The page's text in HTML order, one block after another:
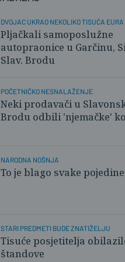
DVOJAC UKRAO NEKOLIKO TISUĆA EURA
Pljačkali samoposlužne
autopraonice u Garčinu,
Slav. Brodu
POČETNIČKO NESNALAŽENJE
Neki prodavači u
Brodu odbili 'njemačke'
NARODNA NOŠNJA
To je blago svake
STARI PREDMETI BUDE ZNATIŽELJU
Tisuće posjetitelja
štandove